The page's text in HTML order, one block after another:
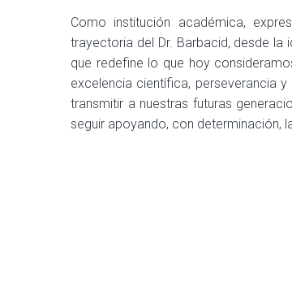
Como institución académica,
trayectoria del Dr. Barbacid, desde
que redefine lo que hoy
excelencia científica, perseverancia
transmitir a nuestras futuras
seguir apoyando, con determinación,